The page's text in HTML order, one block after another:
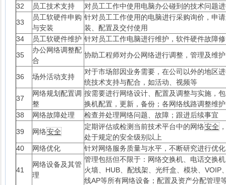
32 员工技术支持
对员工工作中使用电脑办公碰到的技术问题
33
员工软硬件申购
与安装
针对员工工作使用的电脑进行采购询价，申
装、配置及交付使用
34
员工软硬件维护 针对员工工作电脑进行维护，软件硬件故障
35
办公网络调整配
合
协助工程师对办公网络进行调整，管理及维护
36 场外活动支持
对于市场部因业务需要，在公司以外的地区
统技术支持与配合，如活动、视频等
37
网络规划配置调
整
按需要进行网络设计、配置及调整与实施，
换机配置，更新，备份；各网络线路调整维
38
网络故障处理 检查并处理网络问题、故障；跟进后续事宜
39 网络安全
定期评估或检测当前技术平台中的网络安全
处于规定的安全级别以上
40
网络优化 针对网络服务质量与水平，不断研究进行优化
41
网络设备及其管
理
管理包括但不限于：网络交换机、电话交换
火墙、HUB、配线架、光纤盒、模块、VOIP
线AP等所有网络设备；配置及资产分配管理